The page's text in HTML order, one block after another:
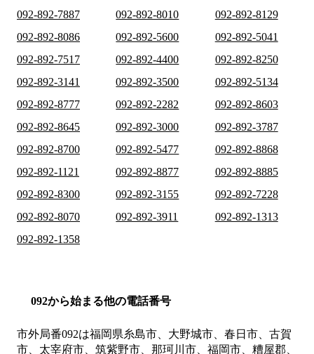
092-892-7887
092-892-8010
092-892-8129
092-892-8086
092-892-5600
092-892-5041
092-892-7517
092-892-4400
092-892-8250
092-892-3141
092-892-3500
092-892-5134
092-892-8777
092-892-2282
092-892-8603
092-892-8645
092-892-3000
092-892-3787
092-892-8700
092-892-5477
092-892-8868
092-892-1121
092-892-8877
092-892-8885
092-892-8300
092-892-3155
092-892-7228
092-892-8070
092-892-3911
092-892-1313
092-892-1358
092から始まる他の電話番号
市外局番092は福岡県糸島市、大野城市、春日市、古賀
市、太宰府市、筑紫野市、那珂川市、福岡市、糟屋郡、